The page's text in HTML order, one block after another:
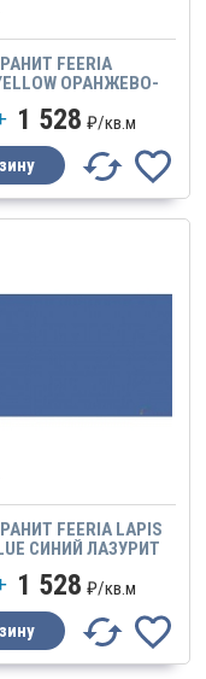
FEERIA
ОРАНЖЕВО-
457 600Х600
1 528 ₽/кв.м
FEERIA LAPIS
СИНИЙ ЛАЗУРИТ
МАТОВЫЙ
1 528 ₽/кв.м